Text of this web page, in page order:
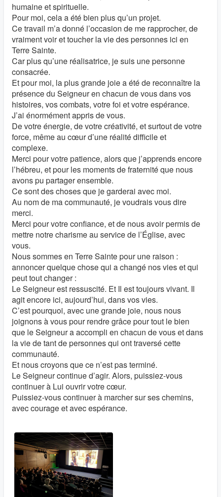
humaine et spirituelle.
Pour moi, cela a été bien plus qu’un projet.
Ce travail m’a donné l’occasion de me rapprocher, de
vraiment voir et toucher la vie des personnes ici en
Terre Sainte.
Car plus qu’une réalisatrice, je suis une personne
consacrée.
Et pour moi, la plus grande joie a été de reconnaître la
présence du Seigneur en chacun de vous dans vos
histoires, vos combats, votre foi et votre espérance.
J’ai énormément appris de vous.
De votre énergie, de votre créativité, et surtout de votre
force, même au cœur d’une réalité difficile et
complexe.
Merci pour votre patience, alors que j’apprends encore
l’hébreu, et pour les moments de fraternité que nous
avons pu partager ensemble.
Ce sont des choses que je garderai avec moi.
Au nom de ma communauté, je voudrais vous dire
merci.
Merci pour votre confiance, et de nous avoir permis de
mettre notre charisme au service de l’Église, avec
vous.
Nous sommes en Terre Sainte pour une raison :
annoncer quelque chose qui a changé nos vies et qui
peut tout changer :
Le Seigneur est ressuscité. Et Il est toujours vivant. Il
agit encore ici, aujourd’hui, dans vos vies.
C’est pourquoi, avec une grande joie, nous nous
joignons à vous pour rendre grâce pour tout le bien
que le Seigneur a accompli en chacun de vous et dans
la vie de tant de personnes qui ont traversé cette
communauté.
Et nous croyons que ce n’est pas terminé.
Le Seigneur continue d’agir. Alors, puissiez-vous
continuer à Lui ouvrir votre cœur.
Puissiez-vous continuer à marcher sur ses chemins,
avec courage et avec espérance.